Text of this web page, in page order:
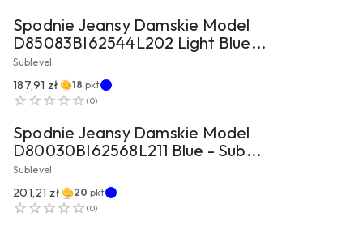
Spodnie Jeansy Damskie Model
D85083BI62544L202 Light Blue...
Sublevel
187,91 zł 18 pkt
(0)
PRZEJDŹ DO PRODUKTU
Spodnie Jeansy Damskie Model
D80030BI62568L211 Blue - Sub...
Sublevel
201,21 zł 20 pkt
(0)
PRZEJDŹ DO PRODUKTU